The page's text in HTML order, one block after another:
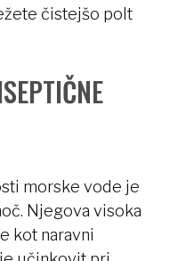
čistejšo polt
morske vode je
Njegova visoka
kot naravni